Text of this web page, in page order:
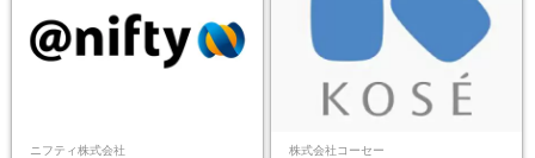
ニフティ株式会社 株式会社コーセー